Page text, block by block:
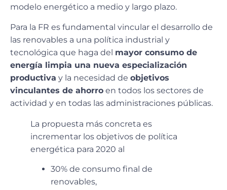
modelo energético a medio y largo plazo.
Para la FR es fundamental vincular el desarrollo de
las renovables a una política industrial y
tecnológica que haga del mayor consumo de
energía limpia una nueva especialización
productiva y la necesidad de objetivos
vinculantes de ahorro en todos los sectores de
actividad y en todas las administraciones públicas.
La propuesta más concreta es
incrementar los objetivos de política
energética para 2020 al
30% de consumo final de
renovables,